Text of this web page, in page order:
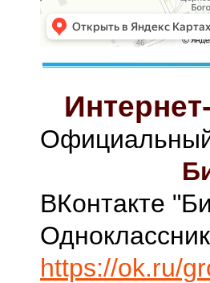
ВКонтакте
https://ok.ru/